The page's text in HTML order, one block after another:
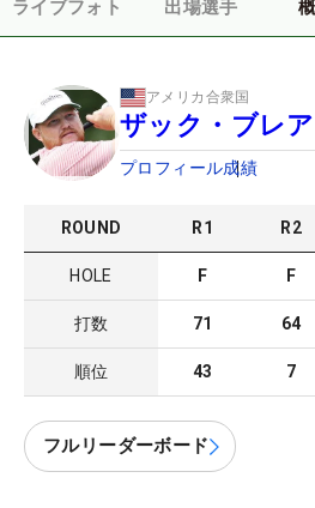
ライブフォト 出場選手
アメリカ合衆国
ザック・ブレア
プロフィール成績
ROUND R1 R2
HOLE F F
打数 71 64
順位 43 7
フルリーダーボード